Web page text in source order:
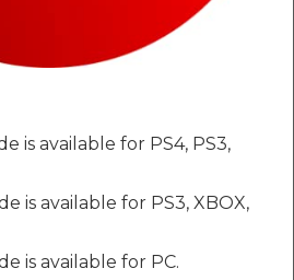
is available for PS4, PS3,
is available for PS3, XBOX,
is available for PC.